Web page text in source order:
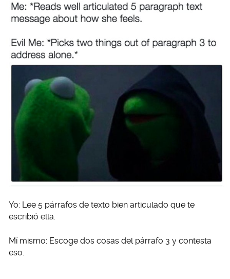
Yo: Lee 5 párrafos de texto bien articulado que te
escribió ella.
Mí mismo: Escoge dos cosas del párrafo 3 y contesta
eso.